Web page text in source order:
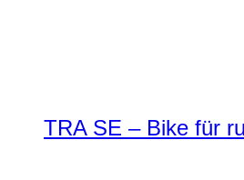
TRA SE – Bike für